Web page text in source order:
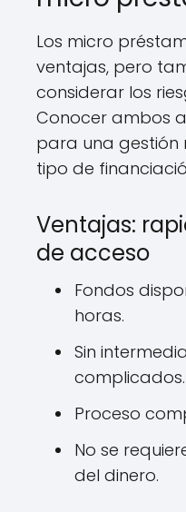
Los micro
ventajas, pero
considerar los
Conocer ambos
para una gestión
tipo de
Ventajas:
de acceso
Fondos
horas.
Sin
complicados.
Proceso
No se
del dinero.